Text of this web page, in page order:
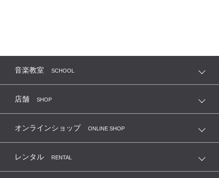
音楽教室 SCHOOL
店舗 SHOP
オンラインショップ ONLINE SHOP
レンタル RENTAL